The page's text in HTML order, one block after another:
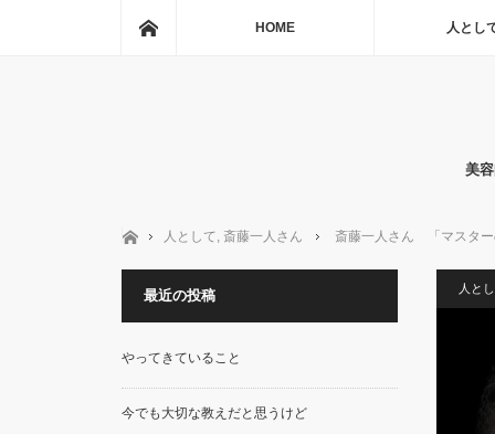
HOME 人と
美
ホーム人として, 斎藤一人さん 斎藤一人さん 「マスタ
人と
最近の投稿
やってきていること
今でも大切な教えだと思うけど